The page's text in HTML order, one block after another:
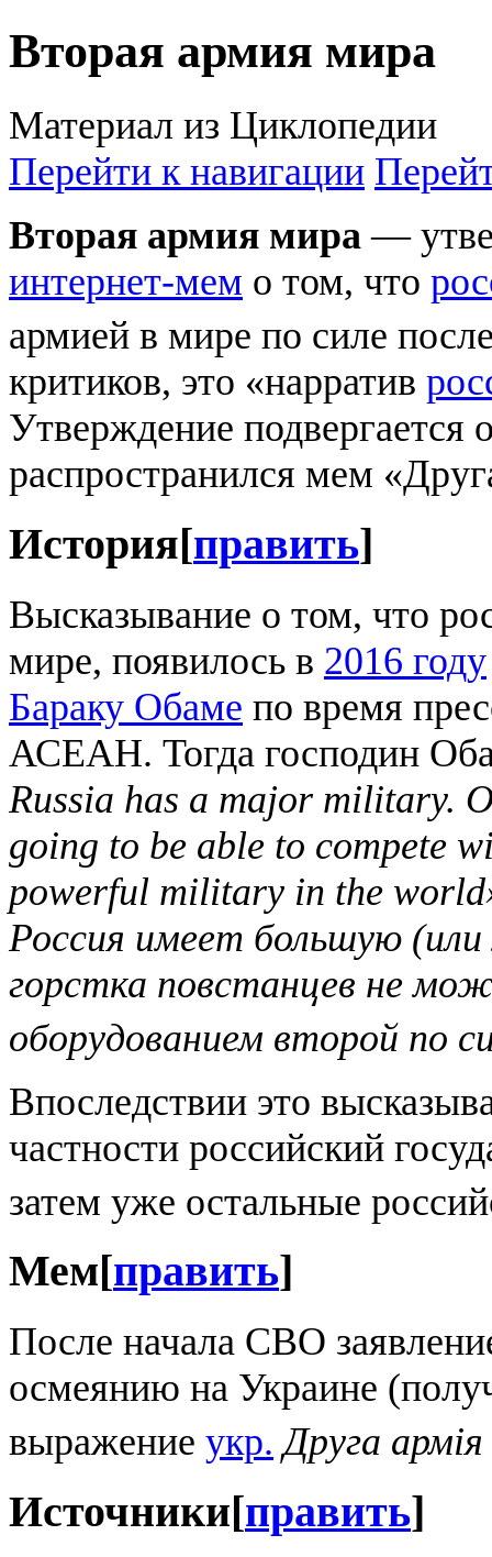
Вторая армия мира
Материал из Циклопедии
Перейти к навигации
Вторая армия мира —
интернет-мем о том, что
армией в мире по силе
критиков, это «нарратив
Утверждение подвергается
распространился мем
История[править]
Высказывание о том, что
мире, появилось в 2016 году
Бараку Обаме по время
АСЕАН. Тогда господин
Russia has a major military.
going to be able to compete
powerful military in the
Россия имеет большую
горстка повстанцев не
оборудованием второй по
Впоследствии это
частности российский
затем уже остальные
Мем[править]
После начала СВО
осмеянию на Украине
выражение укр. Друга армія
Источники[править]